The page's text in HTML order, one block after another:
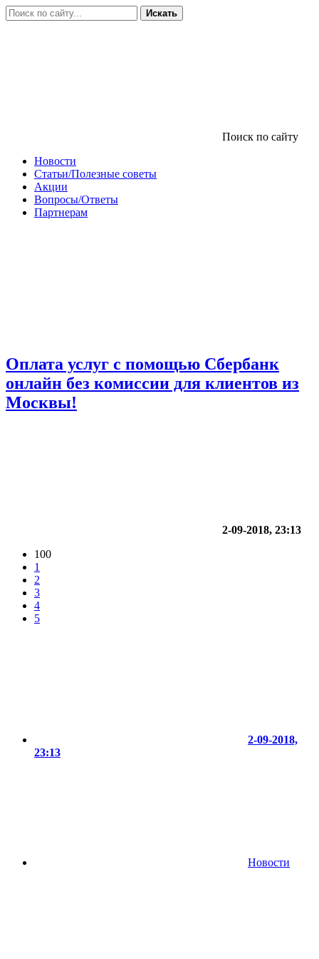
Искать
Поиск по сайту
Новости
Статьи/Полезные советы
Акции
Вопросы/Ответы
Партнерам
Оплата услуг с помощью Сбербанк
онлайн без комиссии для клиентов из
Москвы!
2-09-2018, 23:13
100
1
2
3
4
5
2-09-2018,
23:13
Новости